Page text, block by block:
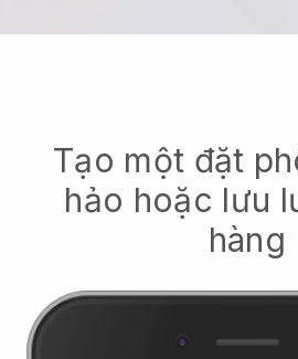
Tạo một đặt
hảo hoặc lưu
hàng